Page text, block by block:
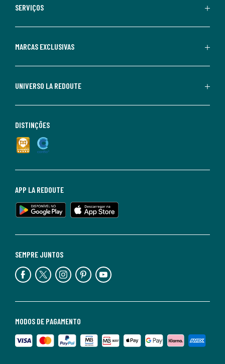
SERVIÇOS
MARCAS EXCLUSIVAS
UNIVERSO LA REDOUTE
MODOS DE PAGAMENTO
SEMPRE JUNTOS
APP LA REDOUTE
DISTINÇÕES